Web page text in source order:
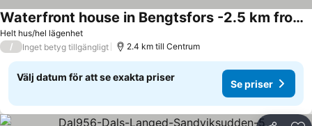
Helt hus/hel lägenhet
Waterfront house in Bengtsfors -2.5 km from supermarket and center
/ Inget betyg tillgängligt 2.4 km till Centrum
Välj datum för att se exakta priser
Se priser